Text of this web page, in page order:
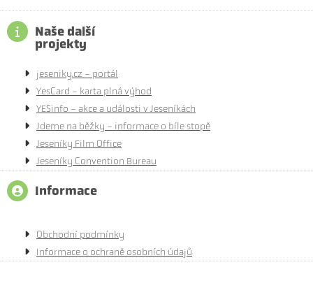
Naše další
projekty
jeseniky.cz - portál
YesCard - karta plná výhod
YESinfo - akce a události v Jeseníkách
Jdeme na běžky - informace o bíle stopě
Jeseníky Film Office
Jeseníky Convention Bureau
Informace
Obchodní podmínky
Informace o ochraně osobních údajů